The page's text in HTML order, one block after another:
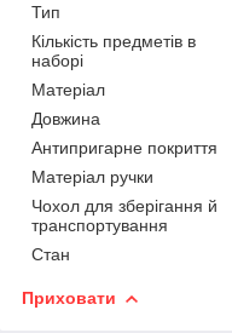
Тип
Кількість предметів в
наборі
Матеріал
Довжина
Антипригарне покриття
Матеріал ручки
Чохол для зберігання й
транспортування
Стан
Приховати